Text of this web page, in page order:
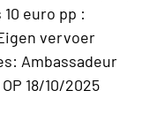
euro pp :
vervoer
Ambassadeur
18/10/2025